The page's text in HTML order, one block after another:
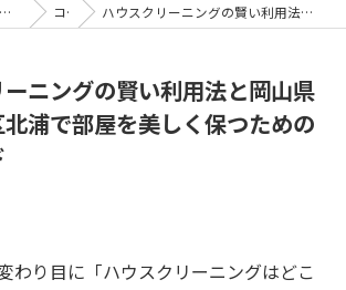
岡山県岡山市のハウスクリーニングならクレール コラム ハウスクリーニングの賢い利用法と岡山県岡山市南区北浦で部屋を美しく保つための実践ガイド
ニングの賢い利用法と岡山県
浦で部屋を美しく保つための
わり目に「ハウスクリーニングはどこ